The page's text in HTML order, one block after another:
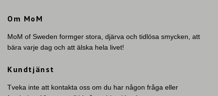
Om MoM
MoM of Sweden formger stora, djärva och tidlösa smycken, att
bära varje dag och att älska hela livet!
Kundtjänst
Tveka inte att kontakta oss om du har någon fråga eller